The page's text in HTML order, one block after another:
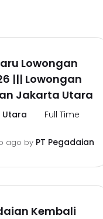
Lowongan
||| Lowongan
Jakarta Utara
Full Time
ago by PT Pegadaian
Kembali